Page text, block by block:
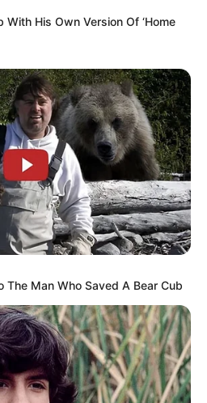
et logique du
jour
incontournable du Tiercé
soit des chevaux parmi les
Turf d’où on l’espère une
logique.
His Own Version Of ‘Home
The Man Who Saved A Bear Cub